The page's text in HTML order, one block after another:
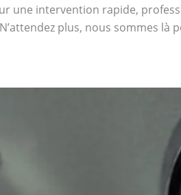
une intervention rapide,
plus, nous sommes